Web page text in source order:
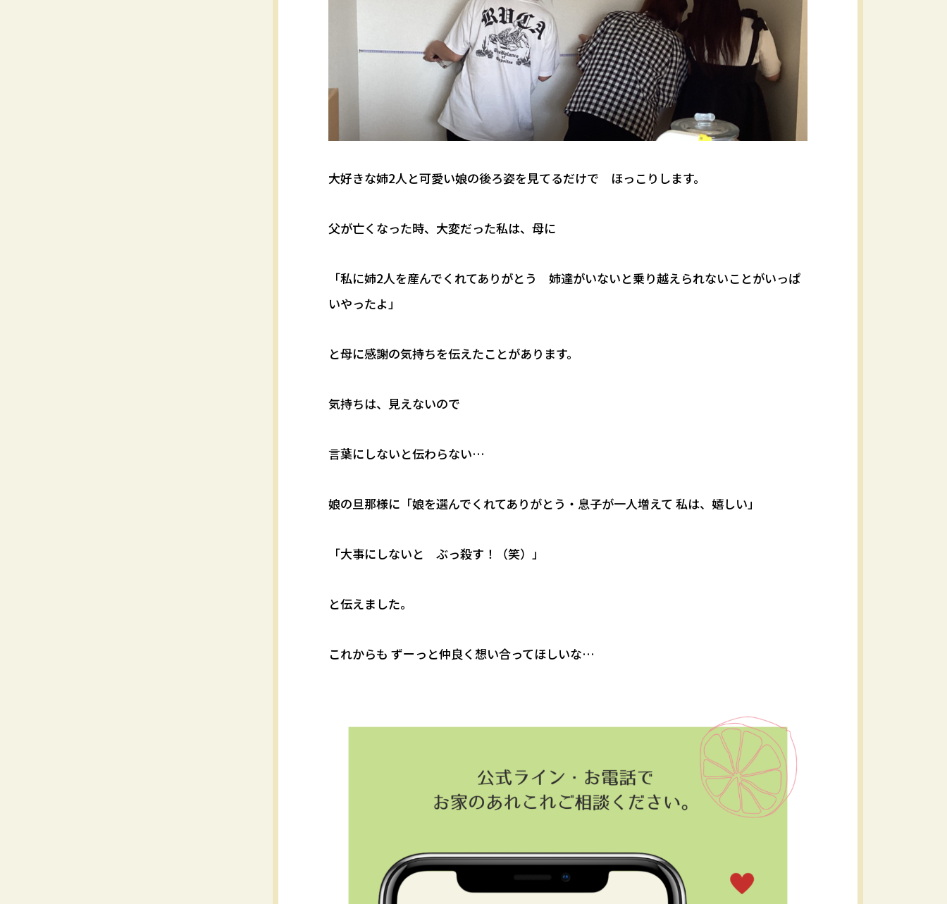
大好きな姉2人と可愛い娘の後ろ姿を見てるだけで ほっこりします。
父が亡くなった時、大変だった私は、母に
「私に姉2人を産んでくれてありがとう 姉達がいないと乗り越えられないことがいっぱ
いやったよ」
と母に感謝の気持ちを伝えたことがあります。
気持ちは、見えないので
言葉にしないと伝わらない…
娘の旦那様に「娘を選んでくれてありがとう・息子が一人増えて 私は、嬉しい」
「大事にしないと ぶっ殺す！（笑）」
と伝えました。
これからも ずーっと仲良く想い合ってほしいな…